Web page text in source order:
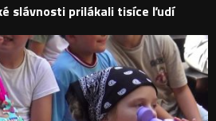
slávnosti prilákali tisíce ľudí